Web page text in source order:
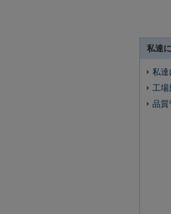
私達
私達
工場
品質